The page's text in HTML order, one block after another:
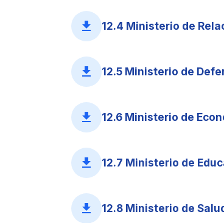
file_download 12.4 Ministerio de
file_download 12.5 Ministerio de
file_download 12.6 Ministerio de
file_download 12.7 Ministerio de
file_download 12.8 Ministerio de